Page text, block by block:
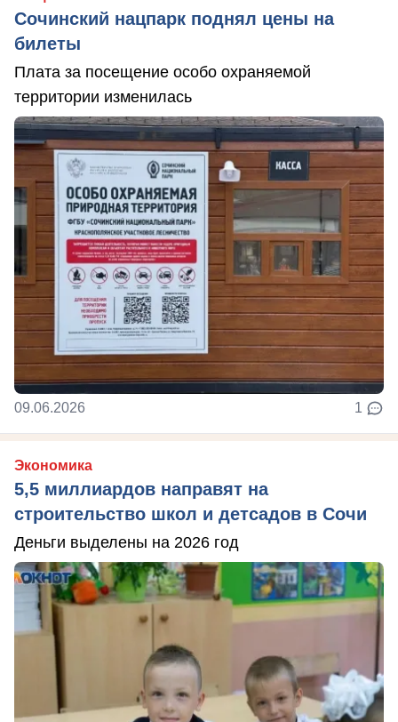
Сочинский нацпарк поднял цены на
билеты
Плата за посещение особо охраняемой
территории изменилась
09.06.2026 1
Экономика
5,5 миллиардов направят на
строительство школ и детсадов в Сочи
Деньги выделены на 2026 год